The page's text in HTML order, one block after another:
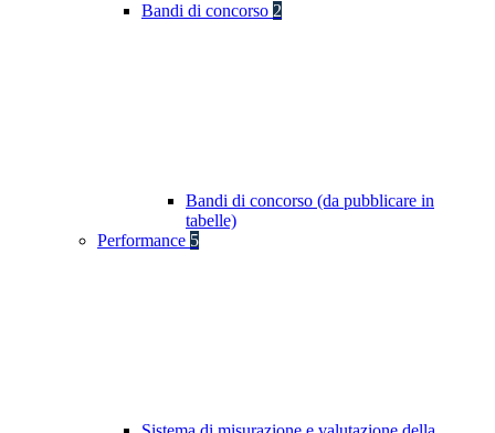
Bandi di concorso 2
Bandi di concorso (da pubblicare in
tabelle)
Performance 5